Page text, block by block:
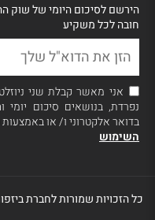
הירשם לסיכום היומי של שוק
חובה לכל משקיע
אני מאשר קבלת שני
נפרדת, בנושאים סיכום יומי
בדואר אלקטרוני ו/ או
השימוש
כל הזכויות שמורות לחברת